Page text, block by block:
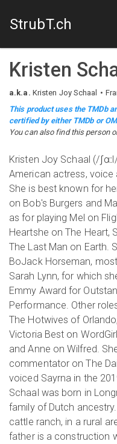
StrubT.ch
Kristen
a.k.a. Kristen Joy Schaal
This product uses the TMDb
certified by either TMDb or
You can also find this person
Kristen Joy Schaal (/
American actress, voice
She is best known for
on Bob's Burgers and
as for playing Mel on
Heartshe on The Heart,
The Last Man on Earth.
BoJack Horseman,
Sarah Lynn, for which
Emmy Award for
Performance. Other
The Hotwives of
Victoria Best on
and Anne on Wilfred.
commentator on The
voiced Sayrna in the
Schaal was born in
family of Dutch
cattle ranch, in a rural
father is a construction